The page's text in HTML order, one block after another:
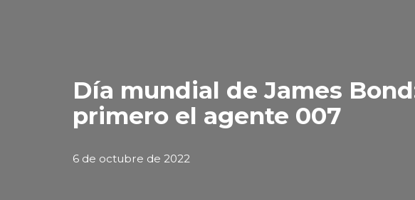
Día mundial de James
primero el agente 007
6 de octubre de 2022